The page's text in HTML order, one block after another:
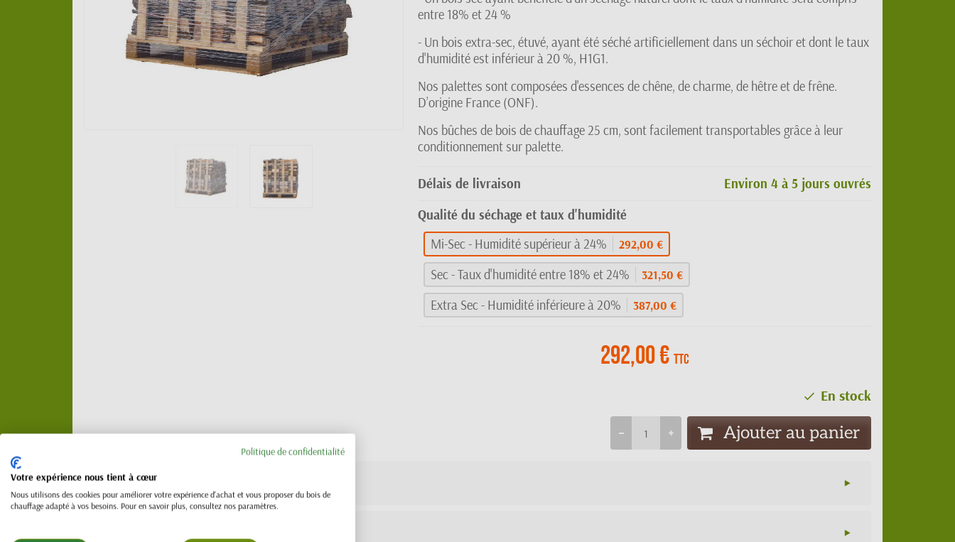
entre 18% et 24 %
- Un bois extra-sec, étuvé, ayant été séché artificiellement dans un séchoir et dont le taux
d'humidité est inférieur à 20 %, H1G1.
Nos palettes sont composées d'essences de chêne, de charme, de hêtre et de frêne.
D’origine France (ONF).
Nos bûches de bois de chauffage 25 cm, sont facilement transportables grâce à leur
conditionnement sur palette.
Délais de livraison
Environ 4 à 5 jours ouvrés
Qualité du séchage et taux d'humidité
Mi-Sec - Humidité supérieur à 24%
292,00 €
Sec - Taux d'humidité entre 18% et 24% 321,50 €
Extra Sec - Humidité inférieure à 20% 387,00 €
292,00 € TTC
En stock
Ajouter au panier
Description
Politique de confidentialité
Votre expérience nous tient à cœur
Nous utilisons des cookies pour améliorer votre expérience d'achat et vous proposer du bois de
chauffage adapté à vos besoins. Pour en savoir plus, consultez nos paramètres.